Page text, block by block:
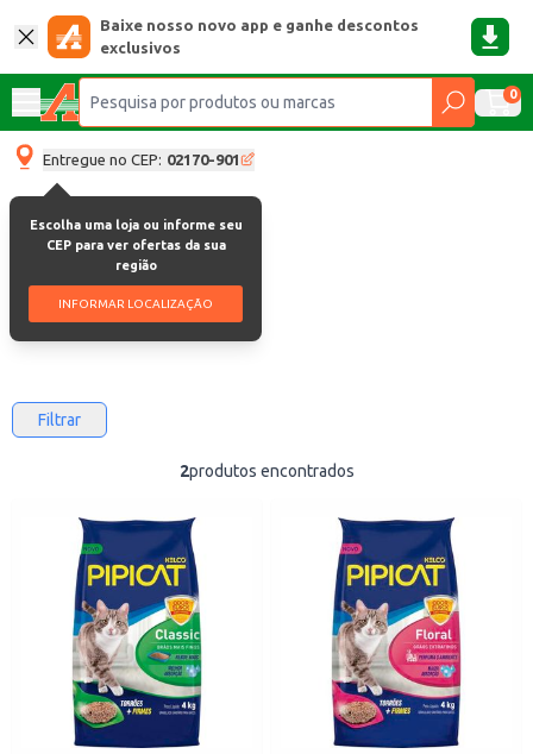
Baixe nosso novo app e ganhe descontos
exclusivos
0
Entregue no CEP: 02170-901
Escolha uma loja ou informe seu
CEP para ver ofertas da sua
região
INFORMAR LOCALIZAÇÃO
Pipicat
Pipicat
Filtrar
2produtos encontrados